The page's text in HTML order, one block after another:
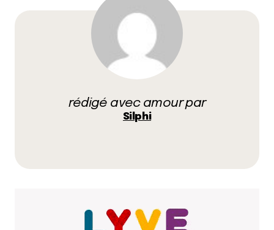
Petite précision : il n’y a plus de bateau à louer pour
la Lyon Kayak, c’est uniquement possible pour ceux
qui viennent avec le leur. Trop dommage, ça faisait
envie comme sortie !
stand d’informations et d’animations toute la
24 septembre 2011 à 10 h 11 min
rédigé avec amour par
Silphi